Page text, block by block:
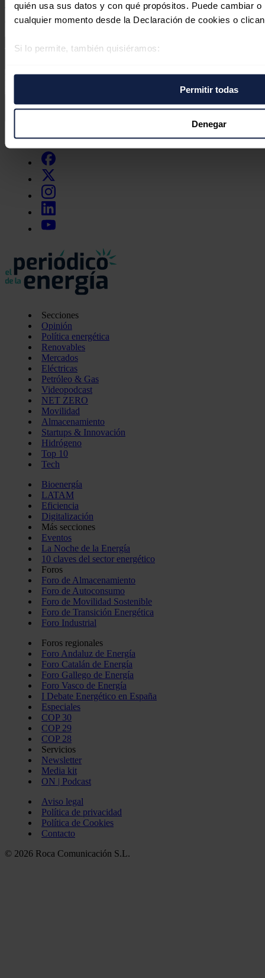
quién usa sus datos y con qué propósitos. Puede cambiar
cualquier momento desde la Declaración de cookies o
Si lo permite, también quisiéramos:
Identificar su dispositivo analizándolo activamente
específicas (huellas digitales)
Obtenga más información sobre cómo se procesan sus
preferencias en lasección de datos. Puede cambiar o
momento en la Declaración de cookies.
Las cookies de este sitio web se usan para personalizar el
funciones de redes sociales y analizar el tráfico. Además,
uso que haga del sitio web con nuestros partners de redes
quienes pueden combinarla con otra información que les
Permitir todas
Denegar
Tu dirección de correo electrónico no será publicada. Todos los
campos son obligatorios
Este sitio web está protegido por reCAPTCHA y laPolítica de
de Google aplican.
Síguenos en redes sociales
Secciones
Opinión
Política energética
Renovables
Mercados
Eléctricas
Petróleo & Gas
Videopodcast
NET ZERO
Movilidad
Almacenamiento
Startups & Innovación
Hidrógeno
Top 10
Tech
Bioenergía
LATAM
Eficiencia
Digitalización
Más secciones
Eventos
La Noche de la Energía
10 claves del sector energético
Foros
Foro de Almacenamiento
Foro de Autoconsumo
Foro de Movilidad Sostenible
Foro de Transición Energética
Foro Industrial
Foros regionales
Foro Andaluz de Energía
Foro Catalán de Energía
Foro Gallego de Energía
Foro Vasco de Energía
I Debate Energético en España
Especiales
COP 30
COP 29
COP 28
Servicios
Newsletter
Media kit
ON | Podcast
Aviso legal
Política de privacidad
Política de Cookies
Contacto
© 2026 Roca Comunicación S.L.